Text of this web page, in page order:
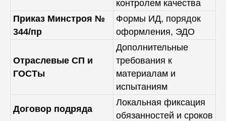
контролем качества
Приказ Минстроя №
344/пр
Формы ИД, порядок
оформления, ЭДО
Отраслевые СП и
ГОСТы
Дополнительные
требования к
материалам и
испытаниям
Договор подряда
Локальная фиксация
обязанностей и сроков